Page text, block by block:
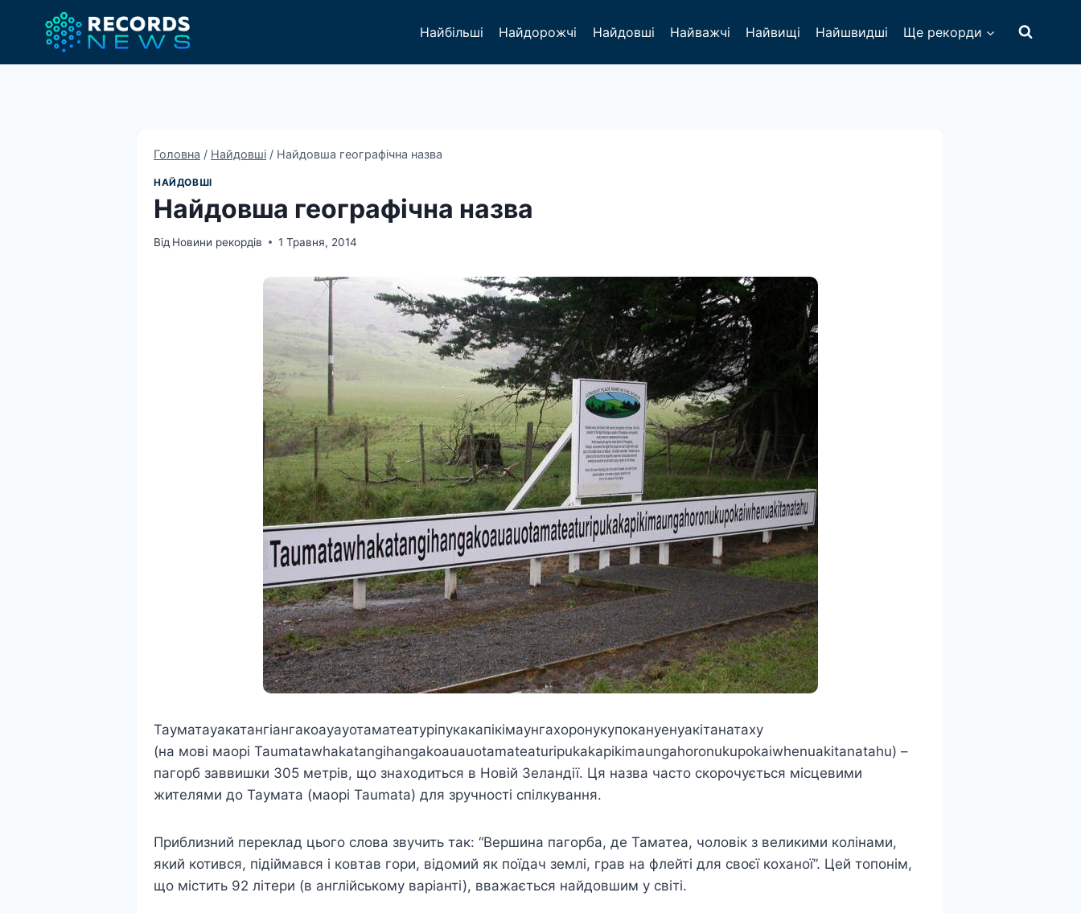
Найбільші Найдорожчі Найдовші Найважчі Найвищі Найшвидші Ще рекорди
Головна / Найдовші / Найдовша географічна назва
НАЙДОВШІ
Найдовша географічна назва
Від Новини рекордів 1 Травня, 2014
Тау­ма­тау­а­ка­та­нгі­а­нга­коау­ауо­та­ма­те­а­ту­рі­пу­ка­ка­пікі­мау­нга­хо­ро­ну­ку­по­ка­ну­е­ну­а­кі­та­на­та­ху
(на мові маорі Taumatawhakatangihangakoauauotamateaturipukakapikimaungahoronukupokaiwhenuakitanatahu) –
пагорб заввишки 305 метрів, що знаходиться в Новій Зеландії. Ця назва часто скорочується місцевими
жителями до Таумата (маорі Taumata) для зручності спілкування.
Приблизний переклад цього слова звучить так: “Вершина пагорба, де Таматеа, чоловік з великими колінами,
який котився, підіймався і ковтав гори, відомий як поїдач землі, грав на флейті для своєї коханої”. Цей топонім,
що містить 92 літери (в англійському варіанті), вважається найдовшим у світі.